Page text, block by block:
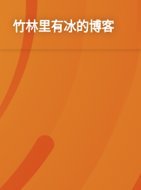
竹林里有冰的博客